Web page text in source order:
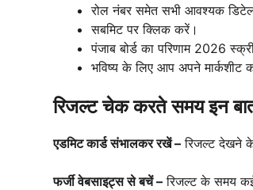
रोल नंबर समेत सभी आवश्यक
सबमिट पर क्लिक करें।
पंजाब बोर्ड का परिणाम 2026
भविष्य के लिए आप अपने मार्कशीट
रिजल्ट चेक करते समय इन
एडमिट कार्ड संभालकर रखें – रिजल्ट देखने
फर्जी वेबसाइट्स से बचें – रिजल्ट के समय